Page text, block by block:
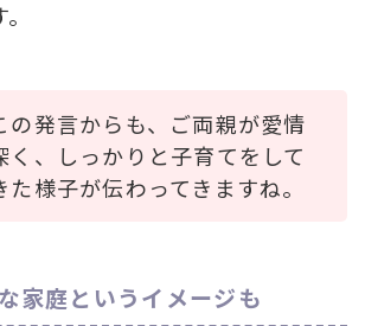
の発言からも、ご両親が愛情
く、しっかりと子育てをして
た様子が伝わってきますね。
家庭というイメージも